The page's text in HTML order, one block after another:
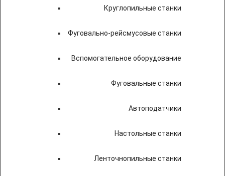
Круглопильные станки
Фуговально-рейсмусовые станки
Вспомогательное оборудование
Фуговальные станки
Автоподатчики
Настольные станки
Ленточнопильные станки